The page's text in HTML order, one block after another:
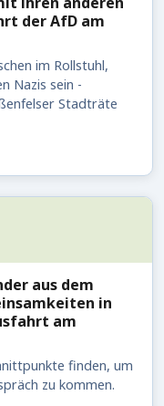
der AfD am
im Rollstuhl,
Nazis sein -
Stadträte
aus dem
in
am
finden, um
zu kommen.